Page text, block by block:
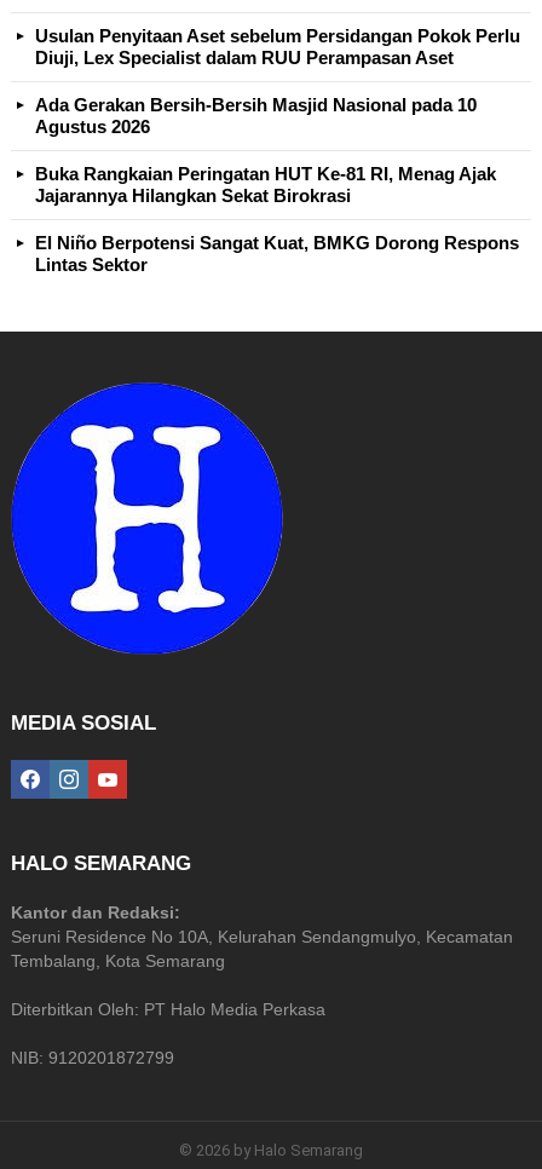
Usulan Penyitaan Aset sebelum Persidangan Pokok Perlu
Diuji, Lex Specialist dalam RUU Perampasan Aset
Ada Gerakan Bersih-Bersih Masjid Nasional pada 10
Agustus 2026
Buka Rangkaian Peringatan HUT Ke-81 RI, Menag Ajak
Jajarannya Hilangkan Sekat Birokrasi
El Niño Berpotensi Sangat Kuat, BMKG Dorong Respons
Lintas Sektor
MEDIA SOSIAL
facebookinstagramyoutube
HALO SEMARANG
Kantor dan Redaksi:
Seruni Residence No 10A, Kelurahan Sendangmulyo, Kecamatan
Tembalang, Kota Semarang
Diterbitkan Oleh: PT Halo Media Perkasa
NIB: 9120201872799
© 2026 by Halo Semarang